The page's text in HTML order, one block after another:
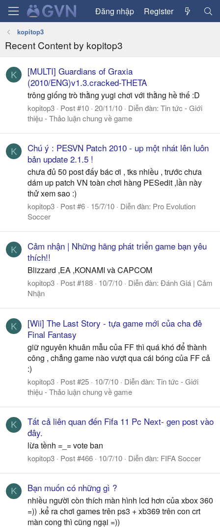
Đăng nhập Register
kopitop3
Recent Content by kopitop3
K
[MULTI] Guardians of Graxia
(2010/ENG)v1.3.cracked-THETA
trông giống trò thằng yugi chơi với thằng hề thế :D
kopitop3 Post #10 20/11/10 Diễn đàn: Tin tức - Giới
thiệu - Thảo luận chung về game
K
Chú ý : PESVN Patch 2010 - up một nhát lên luôn
bản update 2.1.5 !
chưa đủ 50 post đấy bác ơi , tks nhiều , trước chưa
dám up patch VN toàn chơi hàng PESedit ,lần này
thử xem sao :)
kopitop3 Post #6 15/7/10 Diễn đàn: Pro Evolution
Soccer
K
Cảm nhận | Những hãng phát triển game bạn yêu
thích!!
Blizzard ,EA ,KONAMI và CAPCOM
kopitop3 Post #188 10/7/10 Diễn đàn: Đánh Giá | Cảm
Nhận
K
[Wii] The Last Story - tựa game mới của cha đẻ
Final Fantasy
giữ nguyên khuân mẫu của FF thì quá khó để thành
công , chẳng game nào vượt qua cái bóng của FF cả
:)
kopitop3 Post #25 10/7/10 Diễn đàn: Tin tức - Giới
thiệu - Thảo luận chung về game
K
Tất cả liên quan đến Fifa 11 Pc Next- gen post vào
đây.
lừa tềnh =_= vote ban
kopitop3 Post #466 10/7/10 Diễn đàn: FIFA Soccer
K Bạn muốn có những gì ?
nhiều người còn thích màn hình lcd hơn của xbox 360
=)) .kể ra chơi games trên ps3 + xb369 trên con crt
màn cong thì cũng ngại =))